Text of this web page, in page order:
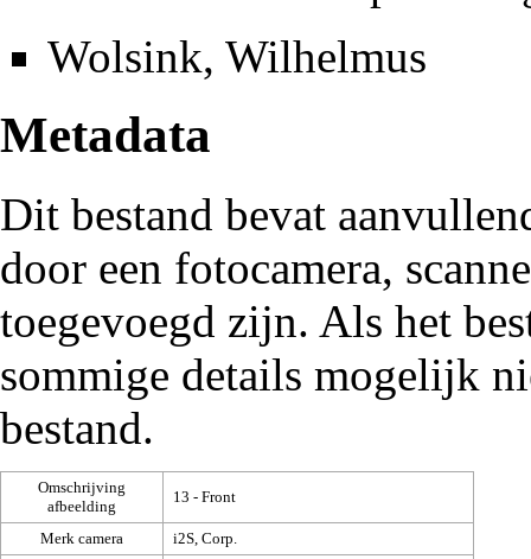
Wolsink, Wilhelmus
Metadata
Dit bestand bevat
door een fotocamera,
toegevoegd zijn. Als het
sommige details mogelijk
bestand.
Omschrijving
afbeelding
13 - Front
Merk camera i2S, Corp.